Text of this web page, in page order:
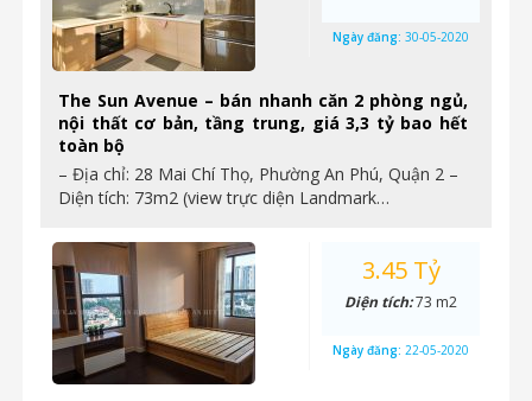
The Sun Avenue – bán nhanh căn 2 phòng ngủ,
nội thất cơ bản, tầng trung, giá 3,3 tỷ bao hết
toàn bộ
– Địa chỉ: 28 Mai Chí Thọ, Phường An Phú, Quận 2 –
Diện tích: 73m2 (view trực diện Landmark…
Ngày đăng: 30-05-2020
3.45 Tỷ
Diện tích:73 m2
Ngày đăng: 22-05-2020